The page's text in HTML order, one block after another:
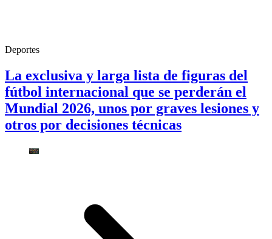
Deportes
La exclusiva y larga lista de figuras del
fútbol internacional que se perderán el
Mundial 2026, unos por graves lesiones y
otros por decisiones técnicas